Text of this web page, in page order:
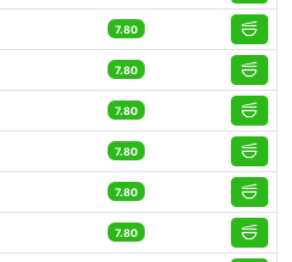
7.80
7.80
7.80
7.80
7.80
7.80